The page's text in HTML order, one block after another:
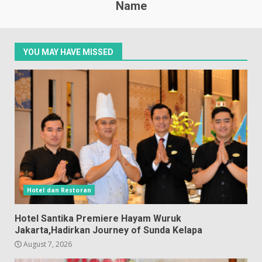
Name
YOU MAY HAVE MISSED
Hotel dan Restoran
Hotel Santika Premiere Hayam Wuruk
Jakarta,Hadirkan Journey of Sunda Kelapa
August 7, 2026